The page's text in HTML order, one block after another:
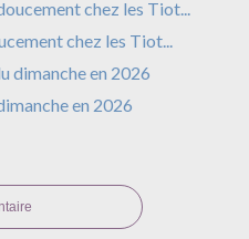
chez les Tiot...
en 2026